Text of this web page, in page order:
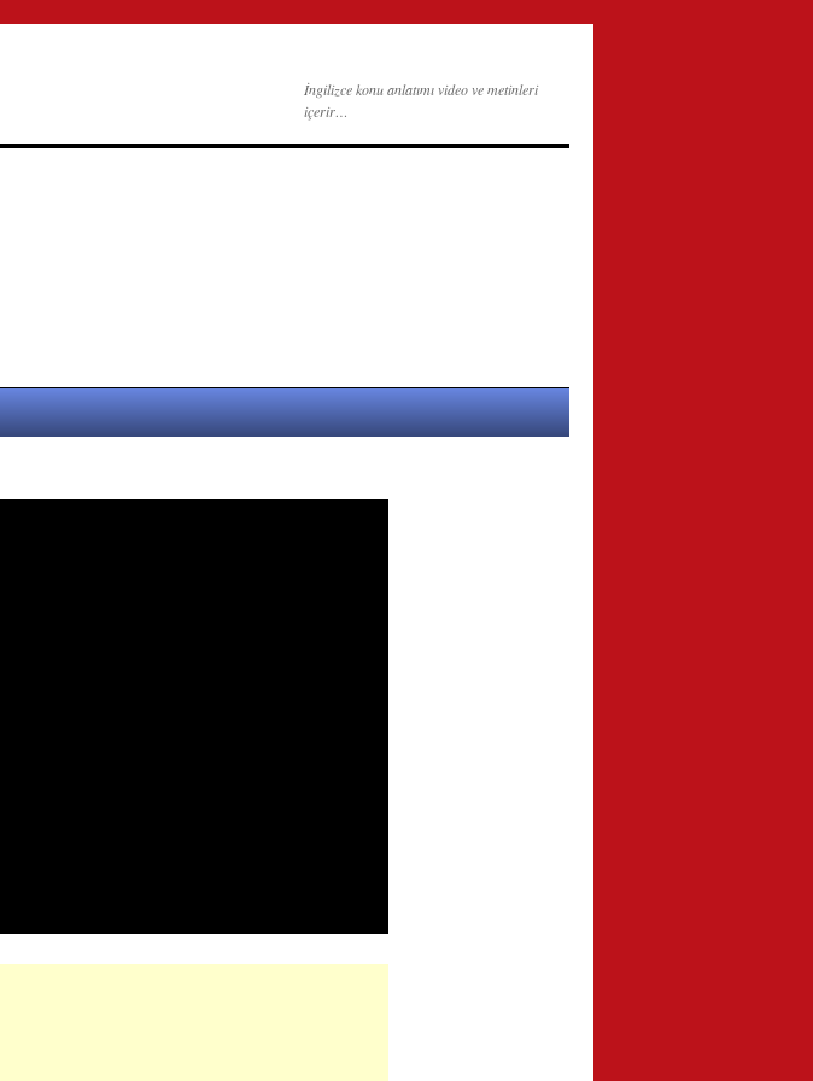
İngilizce konu anlatımı video ve metinleri
içerir…